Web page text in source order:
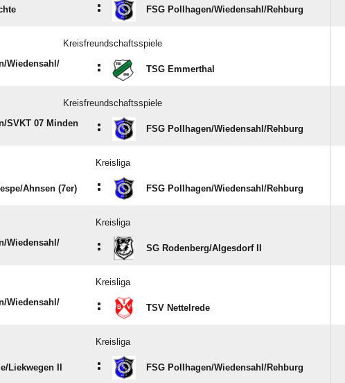
: FSG Pollhagen/​Wiedensahl/​Rehburg
Kreisfreundschaftsspiele
​Wiedensahl/​
: TSG Emmerthal
Kreisfreundschaftsspiele
​SVKT 07 Minden
: FSG Pollhagen/​Wiedensahl/​Rehburg
Kreisliga
​Ahnsen (7er) : FSG Pollhagen/​Wiedensahl/​Rehburg
Kreisliga
​Wiedensahl/​
: SG Rodenberg/​Algesdorf II
Kreisliga
​Wiedensahl/​
: TSV Nettelrede
Kreisliga
​Liekwegen II : FSG Pollhagen/​Wiedensahl/​Rehburg